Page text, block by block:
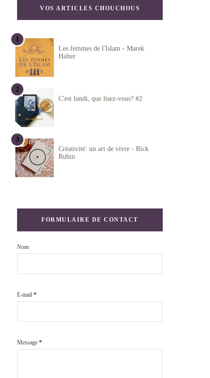
VOS ARTICLES CHOUCHOUS
Les femmes de l'Islam - Marek
Halter
C'est lundi, que lisez-vous? #2
Créativité: un art de vivre - Rick
Rubin
FORMULAIRE DE CONTACT
Nom
E-mail *
Message *